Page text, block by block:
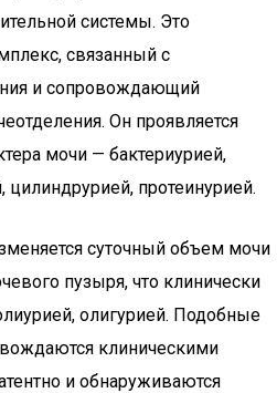
системы. Это
связанный с
и сопровождающий
Он проявляется
мочи — бактериурией,
цилиндрурией, протеинурией.
суточный объем мочи
пузыря, что клинически
олигурией. Подобные
клиническими
и обнаруживаются